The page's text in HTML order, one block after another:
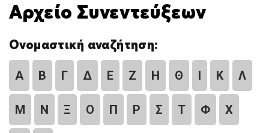
Αρχείο Συνεντεύξεων
Ονομαστική αναζήτηση:
Α Β Γ Δ Ε Ζ Η Θ Ι Κ Λ
Μ Ν Ξ Ο Π Ρ Σ Τ Φ Χ